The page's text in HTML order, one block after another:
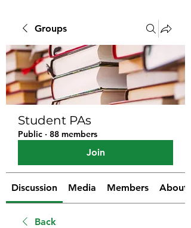
Groups
Student PAs
Public · 88 members
Join
Discussion Media Members About
Back